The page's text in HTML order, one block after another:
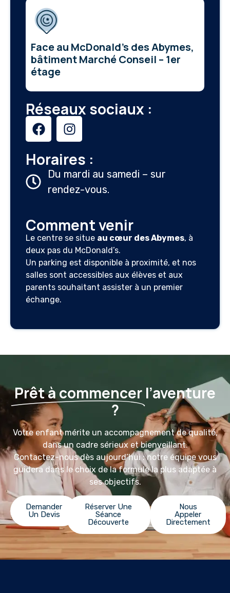
Face au McDonald’s des Abymes,
bâtiment Marché Conseil – 1er
étage
Réseaux sociaux :
Horaires :
Du mardi au samedi – sur
rendez-vous.
Comment venir
Le centre se situe au cœur des Abymes, à
deux pas du McDonald’s.
Un parking est disponible à proximité, et nos
salles sont accessibles aux élèves et aux
parents souhaitant assister à un premier
échange.
Prêt à commencer l’aventure
?
Votre enfant mérite un accompagnement de qualité,
dans un cadre sérieux et bienveillant.
Contactez-nous dès aujourd’hui : notre équipe vous
guidera dans le choix de la formule la plus adaptée à
ses objectifs.
Demander
Un Devis
Réserver Une
Séance
Découverte
Nous
Appeler
Directement